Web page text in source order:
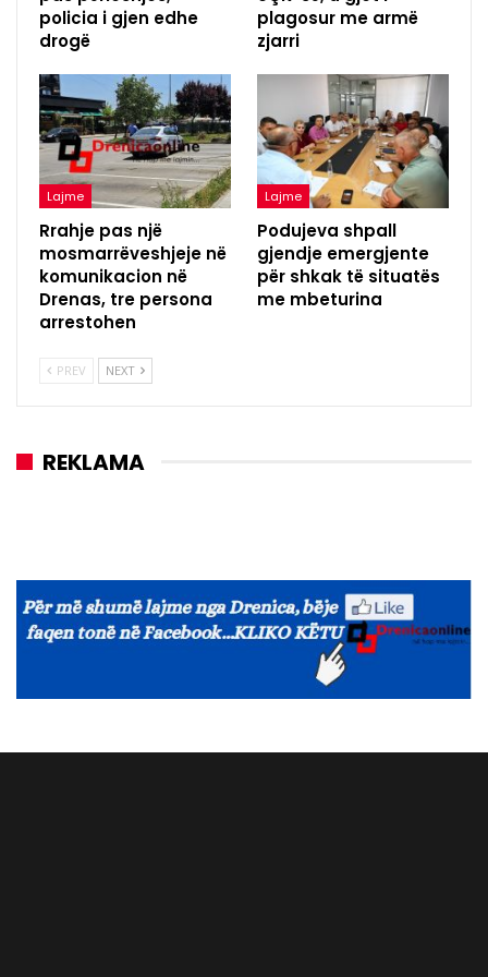
policia i gjen edhe
drogë
plagosur me armë
zjarri
Lajme
Rrahje pas një
mosmarrëveshjeje në
komunikacion në
Drenas, tre persona
arrestohen
Lajme
Podujeva shpall
gjendje emergjente
për shkak të situatës
me mbeturina
PREV NEXT
REKLAMA